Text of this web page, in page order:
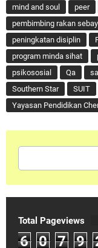
mind and soul
peer
pembimbing rakan
peningkatan disiplin
program minda sihat
psikososial
Qa
Southern Star
SUIT
Yayasan Pendidikan
Total Pageviews
6 0 7 9